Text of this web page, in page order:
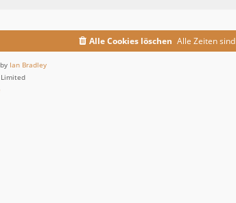
Alle Zeiten sind
Alle Cookies löschen
Ian Bradley